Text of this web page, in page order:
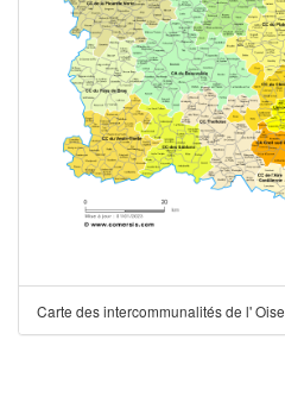
Carte des intercommunalités de l' Oise